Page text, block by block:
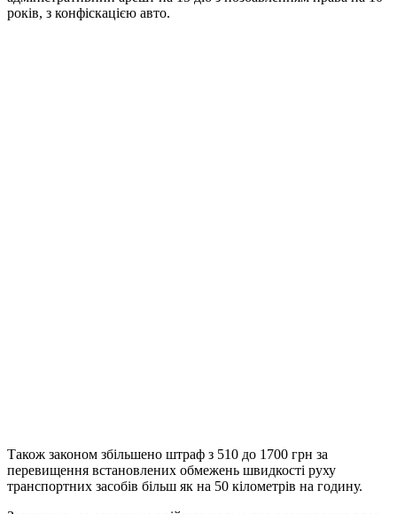
років, з конфіскацією авто.
Також законом збільшено штраф з 510 до 1700 грн за
перевищення встановлених обмежень швидкості руху
транспортних засобів більш як на 50 кілометрів на годину.